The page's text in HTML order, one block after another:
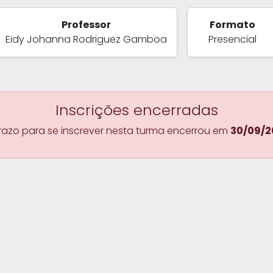
Professor
Eidy Johanna Rodriguez Gamboa
Formato
Presencial
Inscrições encerradas
para se inscrever nesta turma encerrou em 30/09/